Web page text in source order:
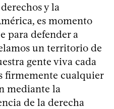
y la
es momento
para defender a
un territorio de
gente viva cada
firmemente cualquier
mediante la
de la derecha